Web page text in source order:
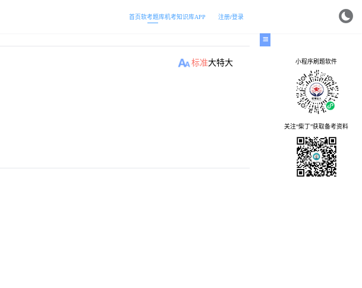
首页软考题库机考知识库APP 注册/登录
标准大特大 小程序刷题软件
关注“柴丁”获取备考资料